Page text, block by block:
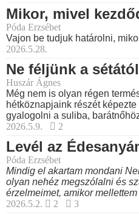
Mikor, mivel
Póda Erzsébet
Vajon be tudjuk határolni,
2026.5.28.
Ne féljünk a
Huszár Ágnes
Még nem is olyan régen
hétköznapjaink részét
gyalogolni a suliba,
2026.5.9.
2
Levél az
Póda Erzsébet
Mindig el akartam mondani
olyan nehéz megszólalni és
érzelmeimet, amikor mellettem
2026.5.2.
2 3